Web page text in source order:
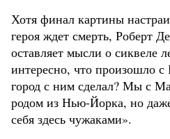
Хотя финал картины
героя ждет смерть, Роберт
оставляет мысли о
интересно, что произошло
город с ним сделал? Мы с
родом из Нью-Йорка, но
себя здесь чужаками».